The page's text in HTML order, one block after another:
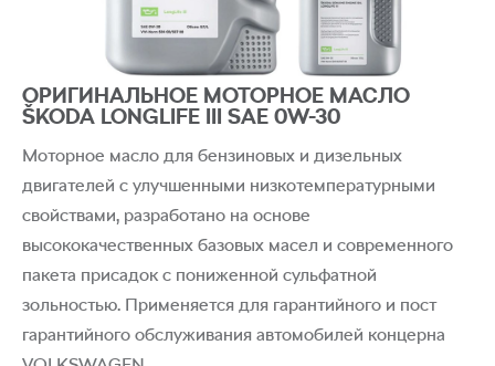
ОРИГИНАЛЬНОЕ МОТОРНОЕ МАСЛО
ŠKODA LONGLIFE III SAE 0W-30
Моторное масло для бензиновых и дизельных
двигателей с улучшенными низкотемпературными
свойствами, разработано на основе
высококачественных базовых масел и современного
пакета присадок с пониженной сульфатной
зольностью. Применяется для гарантийного и пост
гарантийного обслуживания автомобилей концерна